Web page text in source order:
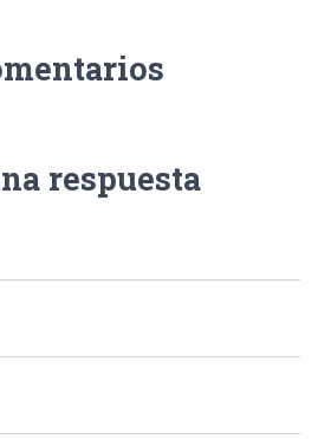
respuesta